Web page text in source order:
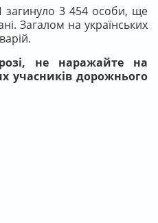
загинуло 3 454 особи, ще
Загалом на українських
не наражайте на
учасників дорожнього